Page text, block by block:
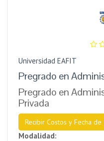
Universidad EAFIT
Pregrado en
Pregrado en
Privada
Recibir Costos y Fecha
Modalidad: